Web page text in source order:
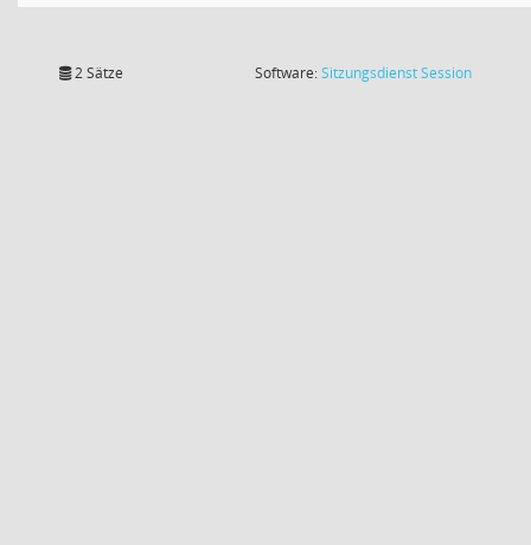
2 Sätze Software:SitzungsdienstSession(Wird in